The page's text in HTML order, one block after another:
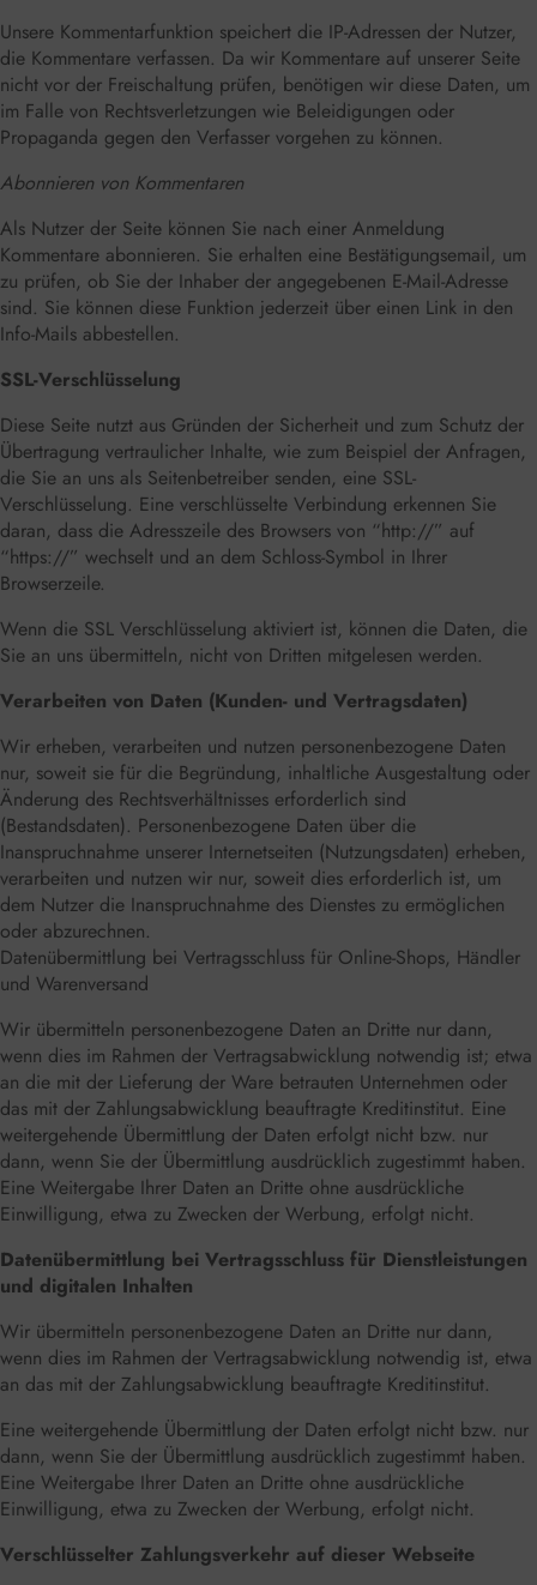
Unsere Kommentarfunktion speichert die IP-Adressen der Nutzer,
die Kommentare verfassen. Da wir Kommentare auf unserer Seite
nicht vor der Freischaltung prüfen, benötigen wir diese Daten, um
im Falle von Rechtsverletzungen wie Beleidigungen oder
Propaganda gegen den Verfasser vorgehen zu können.
Abonnieren von Kommentaren
Als Nutzer der Seite können Sie nach einer Anmeldung
Kommentare abonnieren. Sie erhalten eine Bestätigungsemail, um
zu prüfen, ob Sie der Inhaber der angegebenen E-Mail-Adresse
sind. Sie können diese Funktion jederzeit über einen Link in den
Info-Mails abbestellen.
SSL-Verschlüsselung
Diese Seite nutzt aus Gründen der Sicherheit und zum Schutz der
Übertragung vertraulicher Inhalte, wie zum Beispiel der Anfragen,
die Sie an uns als Seitenbetreiber senden, eine SSL-
Verschlüsselung. Eine verschlüsselte Verbindung erkennen Sie
daran, dass die Adresszeile des Browsers von “http://” auf
“https://” wechselt und an dem Schloss-Symbol in Ihrer
Browserzeile.
Wenn die SSL Verschlüsselung aktiviert ist, können die Daten, die
Sie an uns übermitteln, nicht von Dritten mitgelesen werden.
Verarbeiten von Daten (Kunden- und Vertragsdaten)
Wir erheben, verarbeiten und nutzen personenbezogene Daten
nur, soweit sie für die Begründung, inhaltliche Ausgestaltung oder
Änderung des Rechtsverhältnisses erforderlich sind
(Bestandsdaten). Personenbezogene Daten über die
Inanspruchnahme unserer Internetseiten (Nutzungsdaten) erheben,
verarbeiten und nutzen wir nur, soweit dies erforderlich ist, um
dem Nutzer die Inanspruchnahme des Dienstes zu ermöglichen
oder abzurechnen.
Datenübermittlung bei Vertragsschluss für Online-Shops, Händler
und Warenversand
Wir übermitteln personenbezogene Daten an Dritte nur dann,
wenn dies im Rahmen der Vertragsabwicklung notwendig ist; etwa
an die mit der Lieferung der Ware betrauten Unternehmen oder
das mit der Zahlungsabwicklung beauftragte Kreditinstitut. Eine
weitergehende Übermittlung der Daten erfolgt nicht bzw. nur
dann, wenn Sie der Übermittlung ausdrücklich zugestimmt haben.
Eine Weitergabe Ihrer Daten an Dritte ohne ausdrückliche
Einwilligung, etwa zu Zwecken der Werbung, erfolgt nicht.
Datenübermittlung bei Vertragsschluss für Dienstleistungen
und digitalen Inhalten
Wir übermitteln personenbezogene Daten an Dritte nur dann,
wenn dies im Rahmen der Vertragsabwicklung notwendig ist, etwa
an das mit der Zahlungsabwicklung beauftragte Kreditinstitut.
Eine weitergehende Übermittlung der Daten erfolgt nicht bzw. nur
dann, wenn Sie der Übermittlung ausdrücklich zugestimmt haben.
Eine Weitergabe Ihrer Daten an Dritte ohne ausdrückliche
Einwilligung, etwa zu Zwecken der Werbung, erfolgt nicht.
Verschlüsselter Zahlungsverkehr auf dieser Webseite